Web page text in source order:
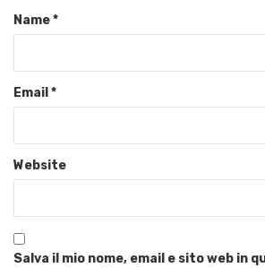
Name*
Email *
Website
Salva il mio nome, email e sito web in